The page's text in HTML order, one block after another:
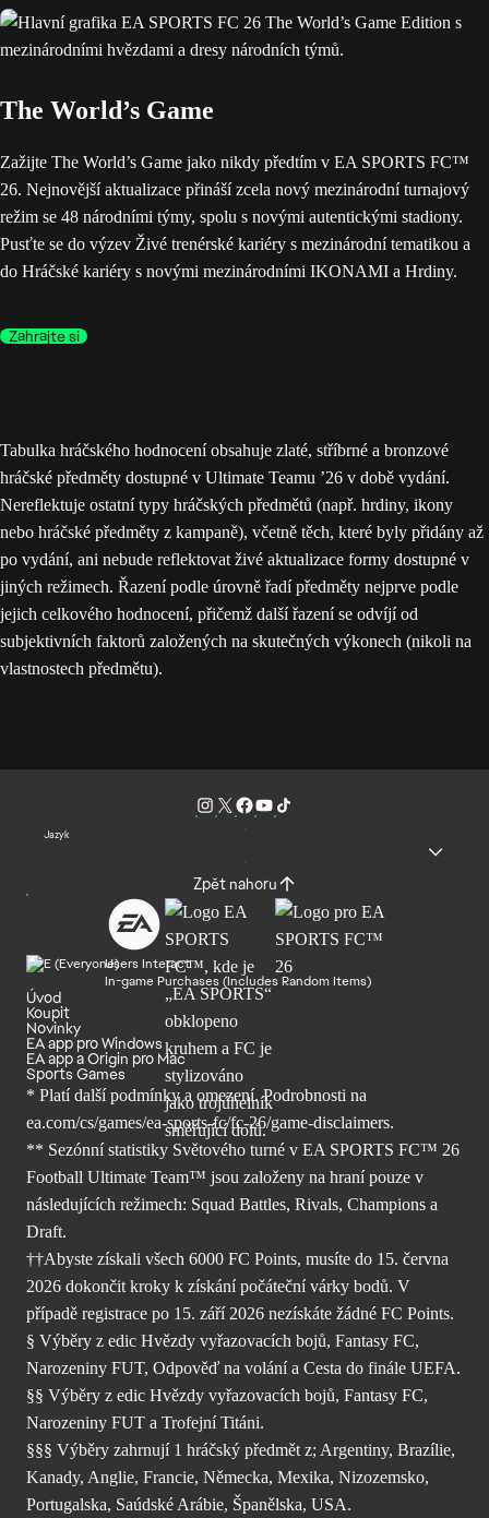
The World’s Game
Zažijte The World’s Game jako nikdy předtím v EA SPORTS FC™
26. Nejnovější aktualizace přináší zcela nový mezinárodní turnajový
režim se 48 národními týmy, spolu s novými autentickými stadiony.
Pusťte se do výzev Živé trenérské kariéry s mezinárodní tematikou a
do Hráčské kariéry s novými mezinárodními IKONAMI a Hrdiny.
Zahrajte si
Tabulka hráčského hodnocení obsahuje zlaté, stříbrné a bronzové
hráčské předměty dostupné v Ultimate Teamu ’26 v době vydání.
Nereflektuje ostatní typy hráčských předmětů (např. hrdiny, ikony
nebo hráčské předměty z kampaně), včetně těch, které byly přidány až
po vydání, ani nebude reflektovat živé aktualizace formy dostupné v
jiných režimech. Řazení podle úrovně řadí předměty nejprve podle
jejich celkového hodnocení, přičemž další řazení se odvíjí od
subjektivních faktorů založených na skutečných výkonech (nikoli na
vlastnostech předmětu).
Jazyk
Zpět nahoru
Users Interact
In-game Purchases (Includes Random Items)
Úvod
Koupit
Novinky
EA app pro Windows
EA app a Origin pro Mac
Sports Games
* Platí další podmínky a omezení. Podrobnosti na
ea.com/cs/games/ea-sports-fc/fc-26/game-disclaimers.
** Sezónní statistiky Světového turné v EA SPORTS FC™ 26
Football Ultimate Team™ jsou založeny na hraní pouze v
následujících režimech: Squad Battles, Rivals, Champions a
Draft.
††Abyste získali všech 6000 FC Points, musíte do 15. června
2026 dokončit kroky k získání počáteční várky bodů. V
případě registrace po 15. září 2026 nezískáte žádné FC Points.
§ Výběry z edic Hvězdy vyřazovacích bojů, Fantasy FC,
Narozeniny FUT, Odpověď na volání a Cesta do finále UEFA.
§§ Výběry z edic Hvězdy vyřazovacích bojů, Fantasy FC,
Narozeniny FUT a Trofejní Titáni.
§§§ Výběry zahrnují 1 hráčský předmět z; Argentiny, Brazílie,
Kanady, Anglie, Francie, Německa, Mexika, Nizozemsko,
Portugalska, Saúdské Arábie, Španělska, USA.